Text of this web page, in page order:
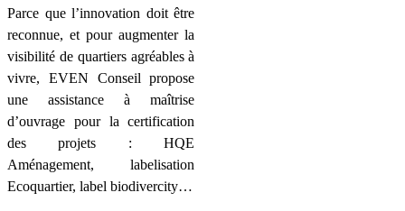
Parce que l’innovation doit être
reconnue, et pour augmenter la
visibilité de quartiers agréables à
vivre, EVEN Conseil propose
une assistance à maîtrise
d’ouvrage pour la certification
des projets : HQE
Aménagement, labelisation
Ecoquartier, label biodivercity…